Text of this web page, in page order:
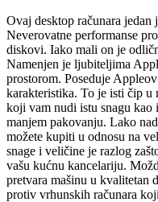
Ovaj desktop računara jedan
Neverovatne performanse
diskovi. Iako mali on je
Namenjen je ljubiteljima
prostorom. Poseduje
karakteristika. To je isti čip
koji vam nudi istu snagu
manjem pakovanju. Lako
možete kupiti u odnosu na
snage i veličine je razlog
vašu kućnu kancelariju.
pretvara mašinu u kvalitetan
protiv vrhunskih računara